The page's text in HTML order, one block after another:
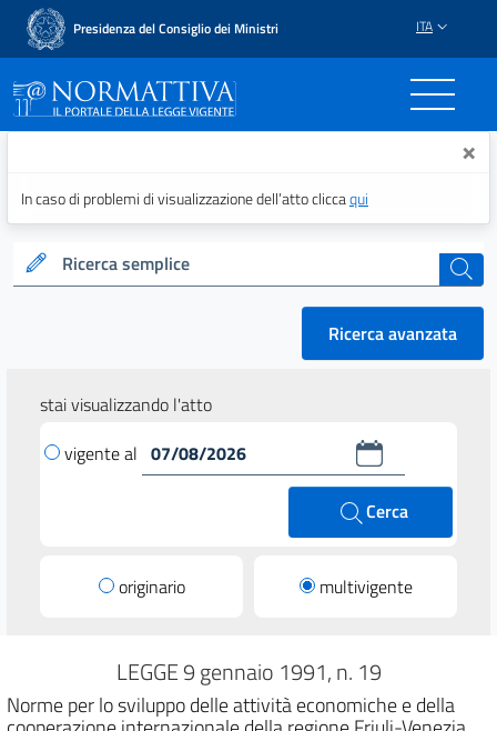
Presidenza del Consiglio dei Ministri ITA
Normattiva - Il portale ×
In caso di problemi di visualizzazione dell’atto cliccaqui
Ricerca semplice cerca
Ricerca avanzata
stai visualizzando l'atto
vigente al
Cerca
originario multivigente
LEGGE 9 gennaio 1991, n. 19
Norme per lo sviluppo delle attività economiche e della